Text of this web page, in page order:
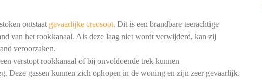
ontstaat gevaarlijke creosoot. Dit is een brandbare teerachtige
van het rookkanaal. Als deze laag niet wordt verwijderd, kan zij
veroorzaken.
verstopt rookkanaal of bij onvoldoende trek kunnen
Deze gassen kunnen zich ophopen in de woning en zijn zeer gevaarlijk.